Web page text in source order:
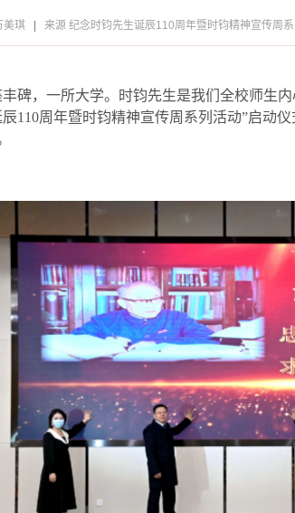
美琪 来源 纪念时钧先生诞辰110周年暨时钧精神宣传周
碑，一所大学。时钧先生是我们全校师生
辰110周年暨时钧精神宣传周系列活动”启动仪